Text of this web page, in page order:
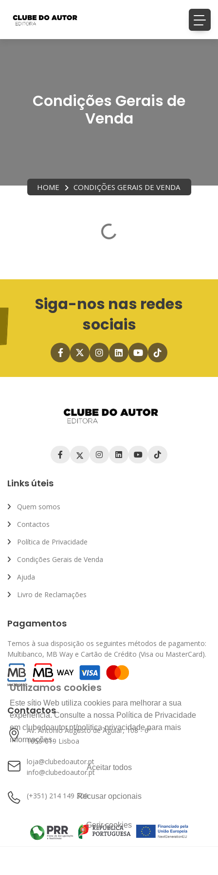
Condições Gerais de
Venda
HOME CONDIÇÕES GERAIS DE VENDA
A carregar...
Siga-nos nas redes
sociais
Links úteis
Quem somos
Contactos
Política de Privacidade
Condições Gerais de Venda
Ajuda
Livro de Reclamações
Pagamentos
Temos à sua disposição os seguintes métodos de pagamento:
Multibanco, MB Way e Cartão de Crédito (Visa ou MasterCard).
Contactos
Av. António Augusto de Aguiar, 108 - 6º
1050-019 Lisboa
loja@clubedoautor.pt
info@clubedoautor.pt
(+351) 214 149 300
Utilizamos cookies
Este sítio Web utiliza cookies para melhorar a sua
experiência. Consulte a nossa Política de Privacidade
em clubedoautor.pt/politica-privacidade para mais
informações.
Aceitar todos
Recusar opcionais
Gerir cookies